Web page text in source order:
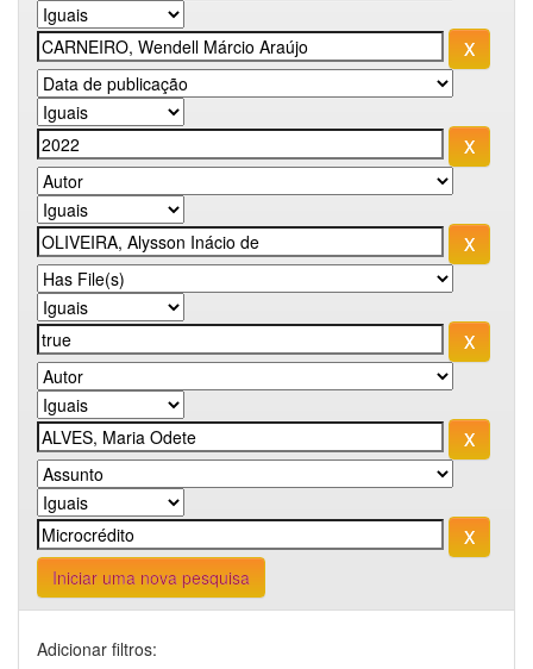
Iniciar uma nova pesquisa
Adicionar filtros: